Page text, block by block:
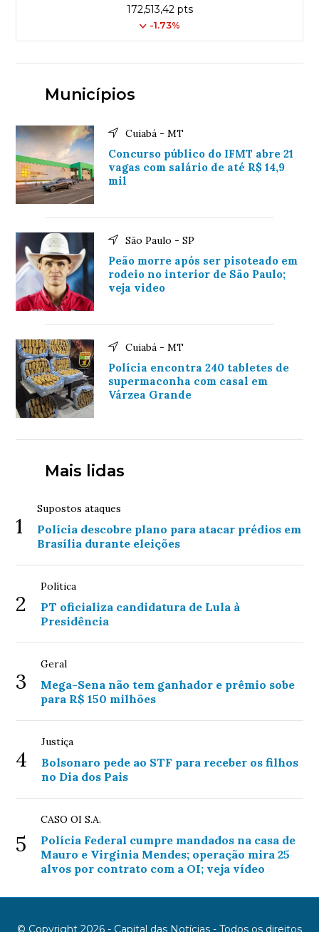
172,513,42 pts
-1.73%
Municípios
Cuiabá - MT
Concurso público do IFMT abre 21
vagas com salário de até R$ 14,9
mil
São Paulo - SP
Peão morre após ser pisoteado em
rodeio no interior de São Paulo;
veja video
Cuiabá - MT
Polícia encontra 240 tabletes de
supermaconha com casal em
Várzea Grande
Mais lidas
1
Supostos ataques
Polícia descobre plano para atacar prédios em
Brasília durante eleições
2
Política
PT oficializa candidatura de Lula à
Presidência
3
Geral
Mega-Sena não tem ganhador e prêmio sobe
para R$ 150 milhões
4
Justiça
Bolsonaro pede ao STF para receber os filhos
no Dia dos Pais
5
CASO OI S.A.
Polícia Federal cumpre mandados na casa de
Mauro e Virginia Mendes; operação mira 25
alvos por contrato com a OI; veja vídeo
© Copyright 2026 - Capital das Notícias - Todos os direitos